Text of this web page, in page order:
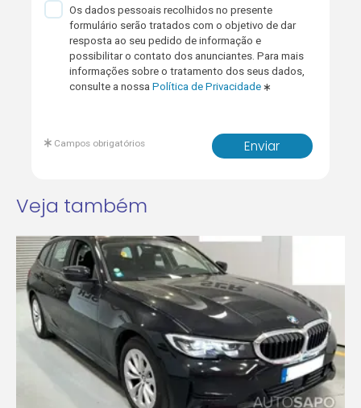
Os dados pessoais recolhidos no presente
formulário serão tratados com o objetivo de dar
resposta ao seu pedido de informação e
possibilitar o contato dos anunciantes. Para mais
informações sobre o tratamento dos seus dados,
consulte a nossaPolítica de Privacidade
Enviar
Campos obrigatórios
Veja também